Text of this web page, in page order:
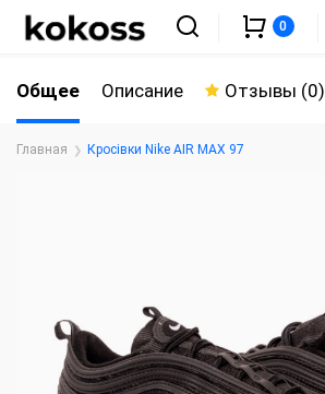
0
Главная Кросівки Nike AIR MAX 97
Общее Описание Отзывы (0)